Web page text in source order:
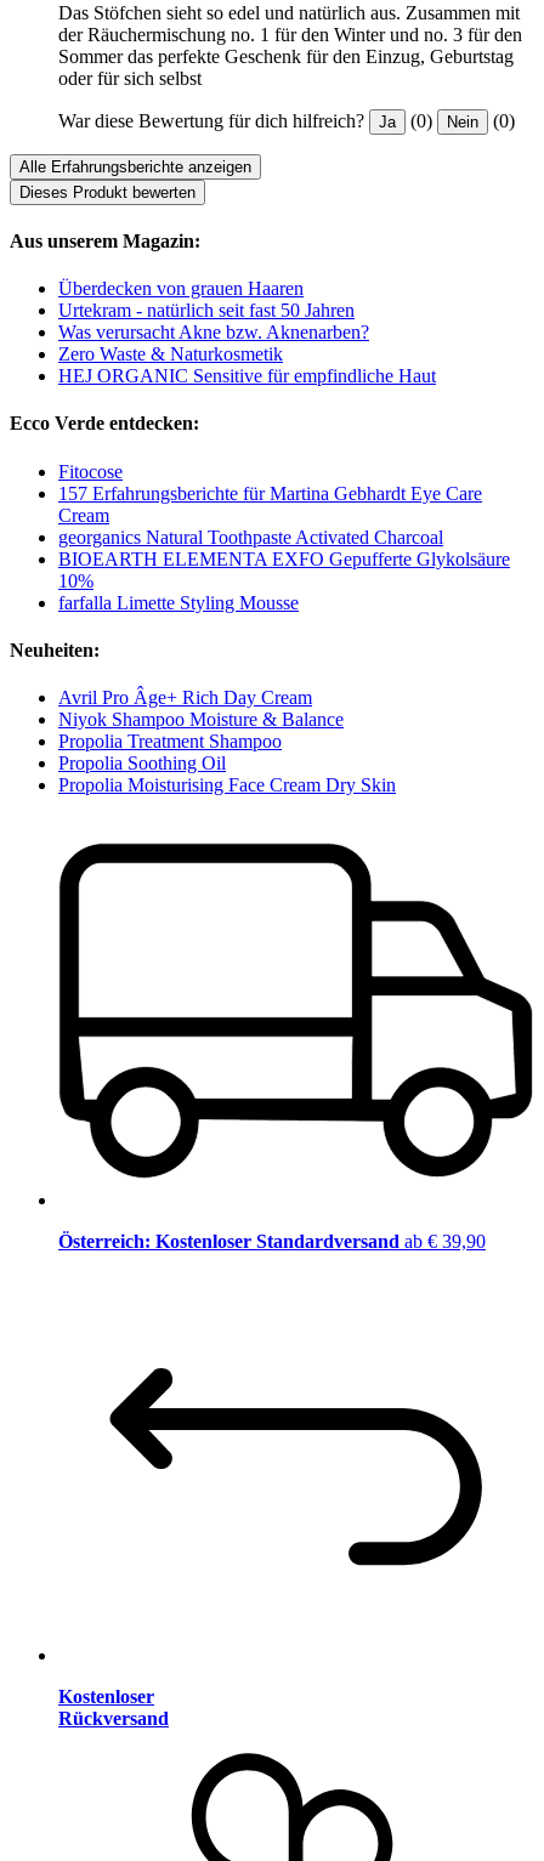
Das Stöfchen sieht so edel und natürlich aus. Zusammen mit
der Räuchermischung no. 1 für den Winter und no. 3 für den
Sommer das perfekte Geschenk für den Einzug, Geburtstag
oder für sich selbst
War diese Bewertung für dich hilfreich? Ja (0) Nein (0)
Alle Erfahrungsberichte anzeigen
Dieses Produkt bewerten
Aus unserem Magazin:
Überdecken von grauen Haaren
Urtekram - natürlich seit fast 50 Jahren
Was verursacht Akne bzw. Aknenarben?
Zero Waste & Naturkosmetik
HEJ ORGANIC Sensitive für empfindliche Haut
Ecco Verde entdecken:
Fitocose
157 Erfahrungsberichte für Martina Gebhardt Eye Care
Cream
georganics Natural Toothpaste Activated Charcoal
BIOEARTH ELEMENTA EXFO Gepufferte Glykolsäure
10%
farfalla Limette Styling Mousse
Neuheiten:
Avril Pro Âge+ Rich Day Cream
Niyok Shampoo Moisture & Balance
Propolia Treatment Shampoo
Propolia Soothing Oil
Propolia Moisturising Face Cream Dry Skin
Österreich: Kostenloser Standardversand ab € 39,90
Kostenloser
Rückversand